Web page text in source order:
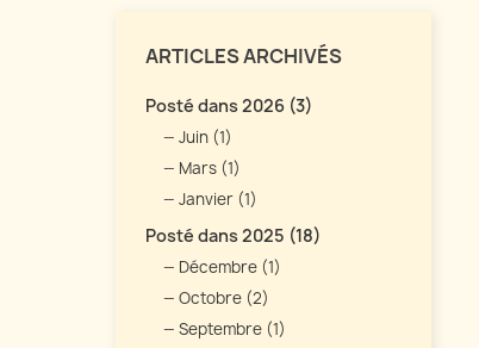
ARTICLES ARCHIVÉS
Posté dans 2026 (3)
Juin (1)
Mars (1)
Janvier (1)
Posté dans 2025 (18)
Décembre (1)
Octobre (2)
Septembre (1)